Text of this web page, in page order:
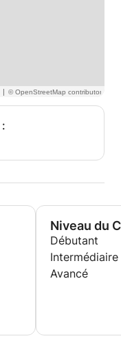
|
:
Niveau du
Débutant
Intermédiaire
Avancé